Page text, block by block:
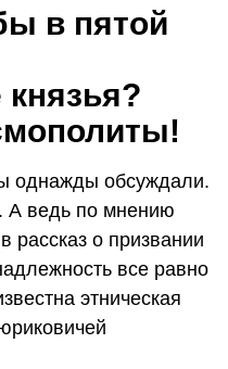
в пятой
князья?
однажды обсуждали.
А ведь по мнению
рассказ о призвании
все равно
этническая